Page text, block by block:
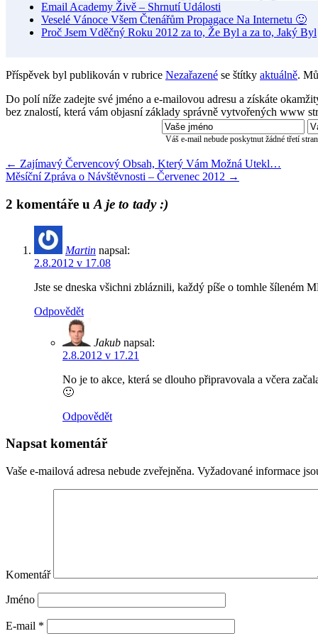
Email Academy Živě – Shrnutí Události
Veselé Vánoce Všem Čtenářům Propagace Na Internetu 🙂
Proč Jsem Vděčný Roku 2012 za to, Že Byl a za to, Jaký Byl
Příspěvek byl publikován v rubrice Nezařazené se štítky aktuálně.
Do polí níže zadejte své jméno a e-mailovou adresu a získáte
bez znalostí, která vám objasní základy správně vytvořených www
Váš e-mail nebude poskytnut žádné třetí
← Zajímavý Červencový Obsah, Který Vám Možná Utekl…
Měsíční Zpráva o Návštěvnosti – Červenec 2012 →
2 komentáře u A je to tady :)
Martin napsal:
2.8.2012 v 17.08
Jste se dneska všichni zbláznili, každý píše o tomhle šíleném
Odpovědět
Jakub napsal:
2.8.2012 v 17.21
No je to akce, která se dlouho připravovala a včera
🙂
Odpovědět
Napsat komentář
Vaše e-mailová adresa nebude zveřejněna. Vyžadované informace
Komentář
Jméno
E-mail *